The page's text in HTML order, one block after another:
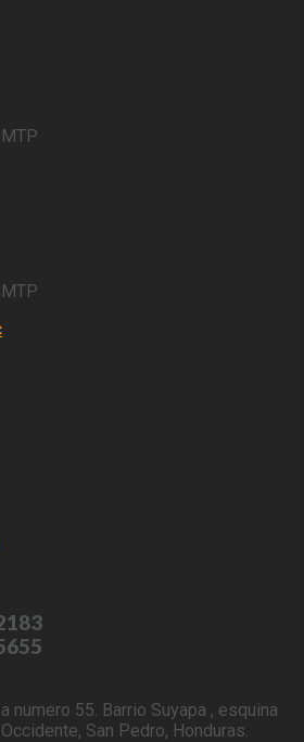
numero 55. Barrio Suyapa , esquina
San Pedro, Honduras.